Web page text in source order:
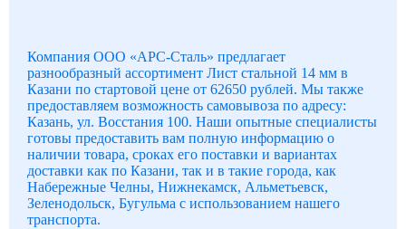
Компания ООО «АРС-Сталь» предлагает
разнообразный ассортимент Лист стальной 14 мм в
Казани по стартовой цене от 62650 рублей. Мы также
предоставляем возможность самовывоза по адресу:
Казань, ул. Восстания 100. Наши опытные специалисты
готовы предоставить вам полную информацию о
наличии товара, сроках его поставки и вариантах
доставки как по Казани, так и в такие города, как
Набережные Челны, Нижнекамск, Альметьевск,
Зеленодольск, Бугульма с использованием нашего
транспорта.